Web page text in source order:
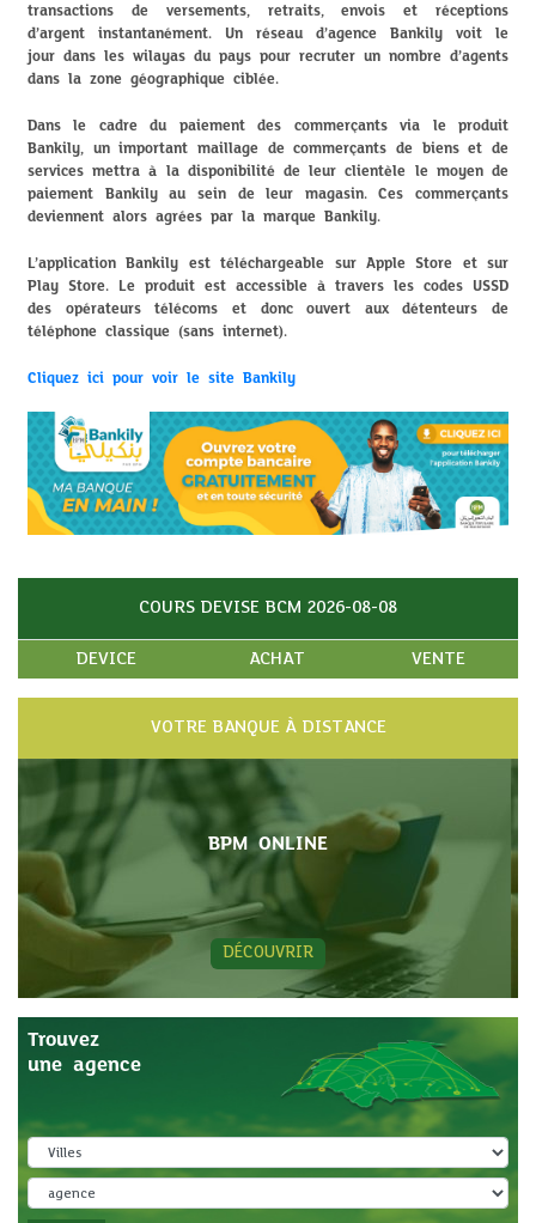
transactions de versements, retraits, envois et réceptions
d’argent instantanément. Un réseau d’agence Bankily voit le
jour dans les wilayas du pays pour recruter un nombre d’agents
dans la zone géographique ciblée.
Dans le cadre du paiement des commerçants via le produit
Bankily, un important maillage de commerçants de biens et de
services mettra à la disponibilité de leur clientèle le moyen de
paiement Bankily au sein de leur magasin. Ces commerçants
deviennent alors agrées par la marque Bankily.
L’application Bankily est téléchargeable sur Apple Store et sur
Play Store. Le produit est accessible à travers les codes USSD
des opérateurs télécoms et donc ouvert aux détenteurs de
téléphone classique (sans internet).
Cliquez ici pour voir le site Bankily
COURS DEVISE BCM 2026-08-08
DEVICE ACHAT VENTE
VOTRE BANQUE À DISTANCE
BPM ONLINE
DÉCOUVRIR
Trouvez
une agence